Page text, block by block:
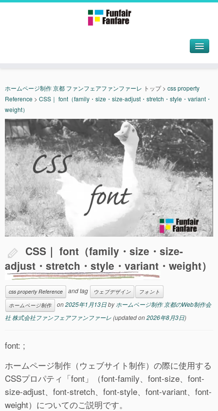
ホームページ制作 京都 ファンフェアファンファーレ トップ> css property
Reference > CSS｜ font（family・size・size-adjust・stretch・style・variant・
weight）
CSS｜ font（family・size・size-
adjust・stretch・style・variant・weight）
css property Reference and tag ウェブデザイン
フォント
ホームページ制作
on2025年1月13日byホームページ制作 京都のWeb制作会
社 株式会社ファンフェアファンファーレ(updated on2026年8月3日)
font: ;
ホームページ制作（ウェブサイト制作）の際に使用する
CSSプロパティ「font」（font-family、font-size、font-
size-adjust、font-stretch、font-style、font-variant、font-
weight）についてのご説明です。